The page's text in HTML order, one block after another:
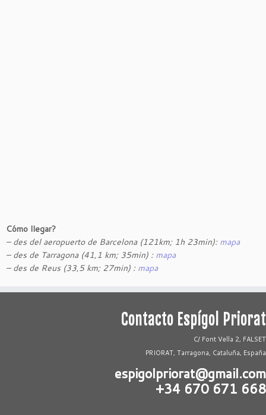
Cómo llegar?
– des del aeropuerto de Barcelona (121km; 1h 23min): mapa
– des de Tarragona (41,1 km; 35min) : mapa
– des de Reus (33,5 km; 27min) : mapa
Contacto Espígol Priorat
C/ Font Vella 2, FALSET
PRIORAT, Tarragona, Cataluña, España
espigolpriorat@gmail.com
+34 670 671 668